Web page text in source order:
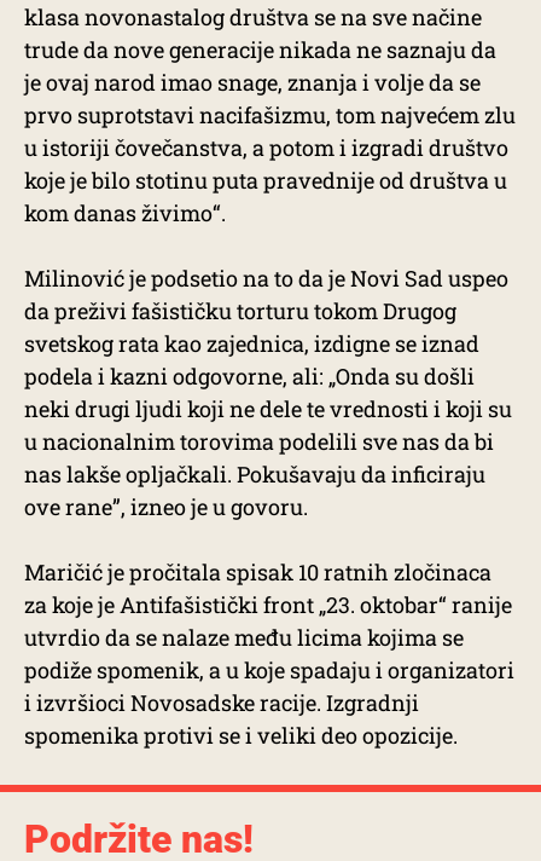
klasa novonastalog društva se na sve načine
trude da nove generacije nikada ne saznaju da
je ovaj narod imao snage, znanja i volje da se
prvo suprotstavi nacifašizmu, tom najvećem zlu
u istoriji čovečanstva, a potom i izgradi društvo
koje je bilo stotinu puta pravednije od društva u
kom danas živimo“.
Milinović je podsetio na to da je Novi Sad uspeo
da preživi fašističku torturu tokom Drugog
svetskog rata kao zajednica, izdigne se iznad
podela i kazni odgovorne, ali: „Onda su došli
neki drugi ljudi koji ne dele te vrednosti i koji su
u nacionalnim torovima podelili sve nas da bi
nas lakše opljačkali. Pokušavaju da inficiraju
ove rane”, izneo je u govoru.
Maričić je pročitala spisak 10 ratnih zločinaca
za koje je Antifašistički front „23. oktobar“ ranije
utvrdio da se nalaze među licima kojima se
podiže spomenik, a u koje spadaju i organizatori
i izvršioci Novosadske racije. Izgradnji
spomenika protivi se i veliki deo opozicije.
Podržite nas!